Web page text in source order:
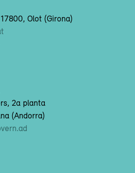
Olot (Girona)
2a planta
(Andorra)